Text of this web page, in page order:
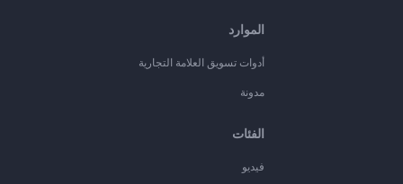
الموارد
أدوات تسويق العلامة التجارية
مدونة
الفئات
فيديو